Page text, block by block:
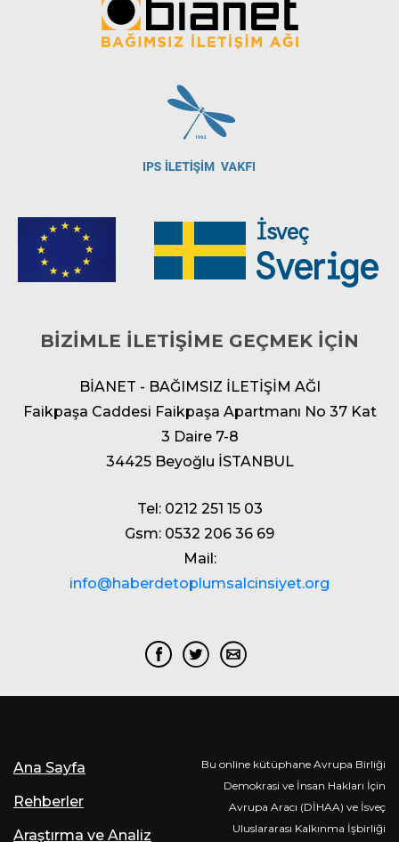
BİZİMLE İLETİŞİME GEÇMEK İÇİN
BİANET - BAĞIMSIZ İLETİŞİM AĞI
Faikpaşa Caddesi Faikpaşa Apartmanı No 37 Kat
3 Daire 7-8
34425 Beyoğlu İSTANBUL
Tel: 0212 251 15 03
Gsm: 0532 206 36 69
Mail:
info@haberdetoplumsalcinsiyet.org
Ana Sayfa
Rehberler
Araştırma ve Analiz
Bu online kütüphane Avrupa Birliği
Demokrasi ve İnsan Hakları İçin
Avrupa Aracı (DİHAA) ve İsveç
Uluslararası Kalkınma İşbirliği